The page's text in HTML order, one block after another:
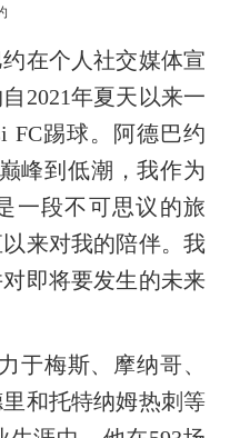
在个人社交媒体宣
2021年夏天以来一
FC踢球。阿德巴约
峰到低潮，我作为
一段不可思议的旅
来对我的陪伴。我
即将要发生的未来
于梅斯、摩纳哥、
和托特纳姆热刺等